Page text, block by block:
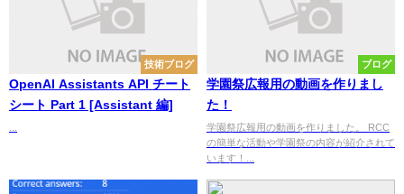
技術ブログ
OpenAI Assistants API チート
シート Part 1 [Assistant 編]
ブログ
学園祭広報用の動画を作りまし
た！
学園祭広報用の動画を作りました。 RCC
の簡単な活動や学園祭の内容が紹介されて
います！...